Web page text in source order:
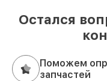
Остался
Поможем
запчастей